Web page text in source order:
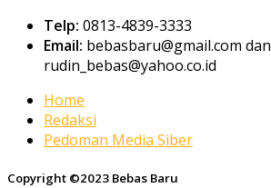
Telp: 0813-4839-3333
Email: bebasbaru@gmail.com dan
rudin_bebas@yahoo.co.id
Home
Redaksi
Pedoman Media Siber
Copyright ©2023 Bebas Baru